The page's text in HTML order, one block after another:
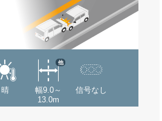
晴
幅9.0～
13.0m
他
信号なし